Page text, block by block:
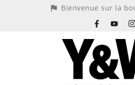
assistant_photo Bienvenue sur la